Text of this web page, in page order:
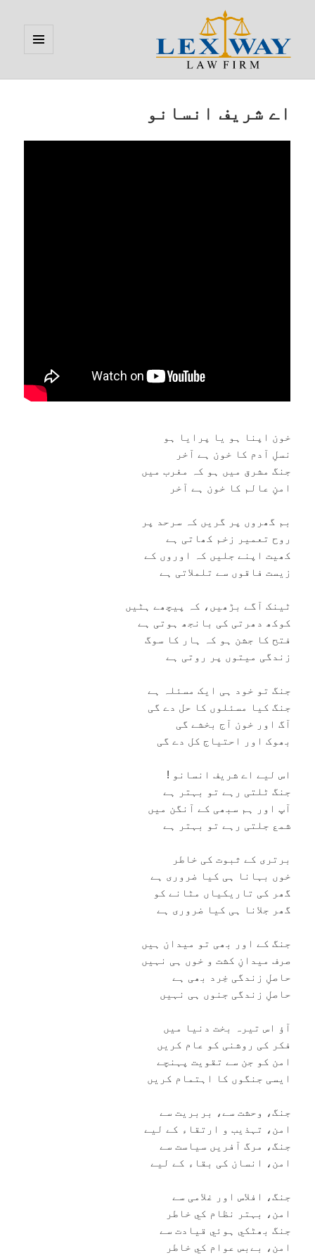
WIDGETS
اے شریف انسانو
خون اپنا ہو يا پرايا ہو
نسلِ آدم کا خون ہے آخر
جنگ مشرق ميں ہو کہ مغرب ميں
امنِ عالم کا خون ہے آخر
بم گھروں پر گريں کہ سرحد پر
روح تعمير زخم کھاتی ہے
کھيت اپنے جليں کہ اوروں کے
زيست فاقوں سے تلملاتی ہے
ٹينک آگے بڑھيں، کہ پيچھے ہٹيں
کوکھ دھرتی کی بانجھ ہوتی ہے
فتح کا جشن ہو کہ ہار کا سوگ
زندگی ميتوں پر روتی ہے
جنگ تو خود ہی ايک مسئلہ ہے
جنگ کيا مسئلوں کا حل دے گی
آگ اور خون آج بخشے گی
بھوک اور احتياج کل دے گی
اس ليے اے شريف انسانو !
جنگ ٹلتی رہے تو بہتر ہے
آپ اور ہم سبھی کے آنگن ميں
شمع جلتی رہے تو بہتر ہے
برتری کے ثبوت کی خاطر
خوں بہانا ہی کيا ضروری ہے
گھر کی تاريکياں مٹانے کو
گھر جلانا ہی کيا ضروری ہے
جنگ کے اور بھی تو ميدان ہيں
صرف ميدانِ کشت و خوں ہی نہيں
حاصلِ زندگی خِرد بھی ہے
حاصلِ زندگی جنوں ہی نہيں
آؤ اس تيرہ بخت دنيا ميں
فکر کی روشنی کو عام کريں
امن کو جن سے تقويت پہنچے
ايسی جنگوں کا اہتمام کريں
جنگ، وحشت سے، بربريت سے
امن، تہذيب و ارتقاء کے ليے
جنگ، مرگ آفريں سياست سے
امن، انسان کی بقاء کے لیے
جنگ، افلاس اور غلامی سے
امن، بہتر نظام کي خاطر
جنگ بھٹکي ہوئي قيادت سے
امن، بےبس عوام کي خاطر